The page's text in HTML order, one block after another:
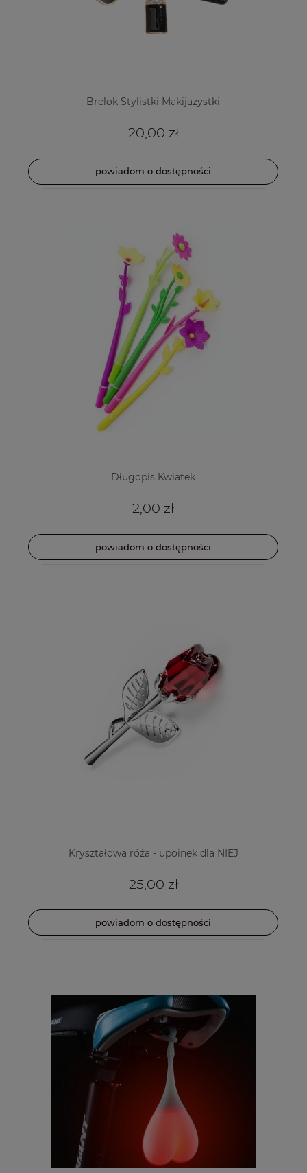
Brelok Stylistki Makijażystki
20,00 zł
powiadom o dostępności
Długopis Kwiatek
2,00 zł
powiadom o dostępności
Kryształowa róża - upoinek dla NIEJ
25,00 zł
powiadom o dostępności